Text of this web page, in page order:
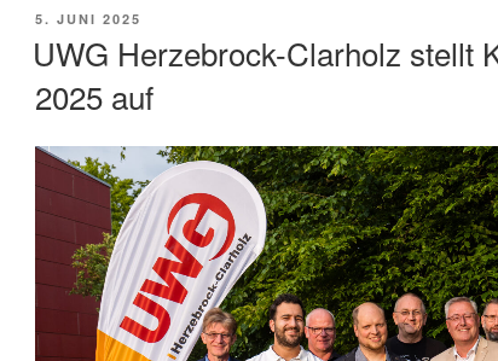
VERÖFFENTLICHT
5. JUNI 2025
UWG Herzebrock-Clarholz stellt
2025 auf